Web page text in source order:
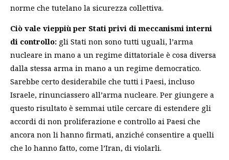
norme che tutelano la sicurezza collettiva.
Ciò vale vieppiù per Stati privi di meccanismi interni
di controllo: gli Stati non sono tutti uguali, l’arma
nucleare in mano a un regime dittatoriale è cosa diversa
dalla stessa arma in mano a un regime democratico.
Sarebbe certo desiderabile che tutti i Paesi, incluso
Israele, rinunciassero all’arma nucleare. Per giungere a
questo risultato è semmai utile cercare di estendere gli
accordi di non proliferazione e controllo ai Paesi che
ancora non li hanno firmati, anziché consentire a quelli
che lo hanno fatto, come l’Iran, di violarli.